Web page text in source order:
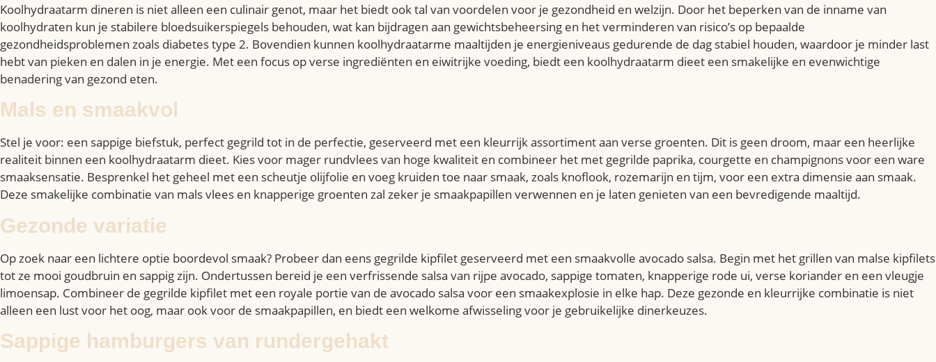
Koolhydraatarm dineren is niet alleen een culinair genot, maar het biedt ook tal van voordelen voor je gezondheid en welzijn. Door het beperken van de inname van
koolhydraten kun je stabilere bloedsuikerspiegels behouden, wat kan bijdragen aan gewichtsbeheersing en het verminderen van risico’s op bepaalde
gezondheidsproblemen zoals diabetes type 2. Bovendien kunnen koolhydraatarme maaltijden je energieniveaus gedurende de dag stabiel houden, waardoor je minder last
hebt van pieken en dalen in je energie. Met een focus op verse ingrediënten en eiwitrijke voeding, biedt een koolhydraatarm dieet een smakelijke en evenwichtige
benadering van gezond eten.
Mals en smaakvol
Stel je voor: een sappige biefstuk, perfect gegrild tot in de perfectie, geserveerd met een kleurrijk assortiment aan verse groenten. Dit is geen droom, maar een heerlijke
realiteit binnen een koolhydraatarm dieet. Kies voor mager rundvlees van hoge kwaliteit en combineer het met gegrilde paprika, courgette en champignons voor een ware
smaaksensatie. Besprenkel het geheel met een scheutje olijfolie en voeg kruiden toe naar smaak, zoals knoflook, rozemarijn en tijm, voor een extra dimensie aan smaak.
Deze smakelijke combinatie van mals vlees en knapperige groenten zal zeker je smaakpapillen verwennen en je laten genieten van een bevredigende maaltijd.
Gezonde variatie
Op zoek naar een lichtere optie boordevol smaak? Probeer dan eens gegrilde kipfilet geserveerd met een smaakvolle avocado salsa. Begin met het grillen van malse kipfilets
tot ze mooi goudbruin en sappig zijn. Ondertussen bereid je een verfrissende salsa van rijpe avocado, sappige tomaten, knapperige rode ui, verse koriander en een vleugje
limoensap. Combineer de gegrilde kipfilet met een royale portie van de avocado salsa voor een smaakexplosie in elke hap. Deze gezonde en kleurrijke combinatie is niet
alleen een lust voor het oog, maar ook voor de smaakpapillen, en biedt een welkome afwisseling voor je gebruikelijke dinerkeuzes.
Sappige hamburgers van rundergehakt